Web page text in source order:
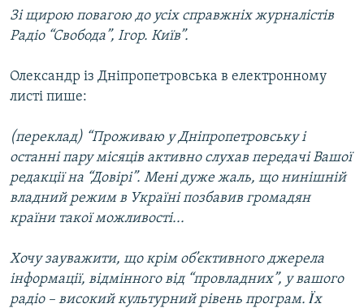
Зі щирою повагою до усіх справжніх журналістів
Радіо “Свобода”, Ігор. Київ”.
Олександр із Дніпропетровська в електронному
листі пише:
(переклад) “Проживаю у Дніпропетровську і
останні пару місяців активно слухав передачі Вашої
редакції на “Довірі”. Мені дуже жаль, що нинішній
владний режим в Україні позбавив громадян
країни такої можливості...
Хочу зауважити, що крім об’єктивного джерела
інформації, відмінного від “провладних”, у вашого
радіо – високий культурний рівень програм. Ïх